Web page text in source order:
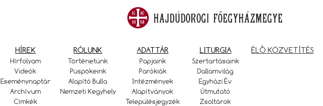
HÍREK
Hírfolyam
Videók
Eseménynaptár
Archívum
Címkék
RÓLUNK
Történetünk
Püspökeink
Alapító Bulla
Nemzeti Kegyhely
ADATTÁR
Papjaink
Parókiák
Intézmények
Alapítványok
Településjegyzék
LITURGIA
Szertartásaink
Dallamvilág
Egyházi Év
Útmutató
Zsoltárok
ÉLŐ KÖZVETÍTÉS